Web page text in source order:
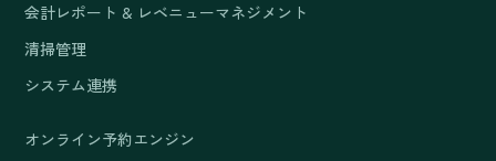
会計レポート & レベニューマネジメント
清掃管理
システム連携
オンライン予約エンジン